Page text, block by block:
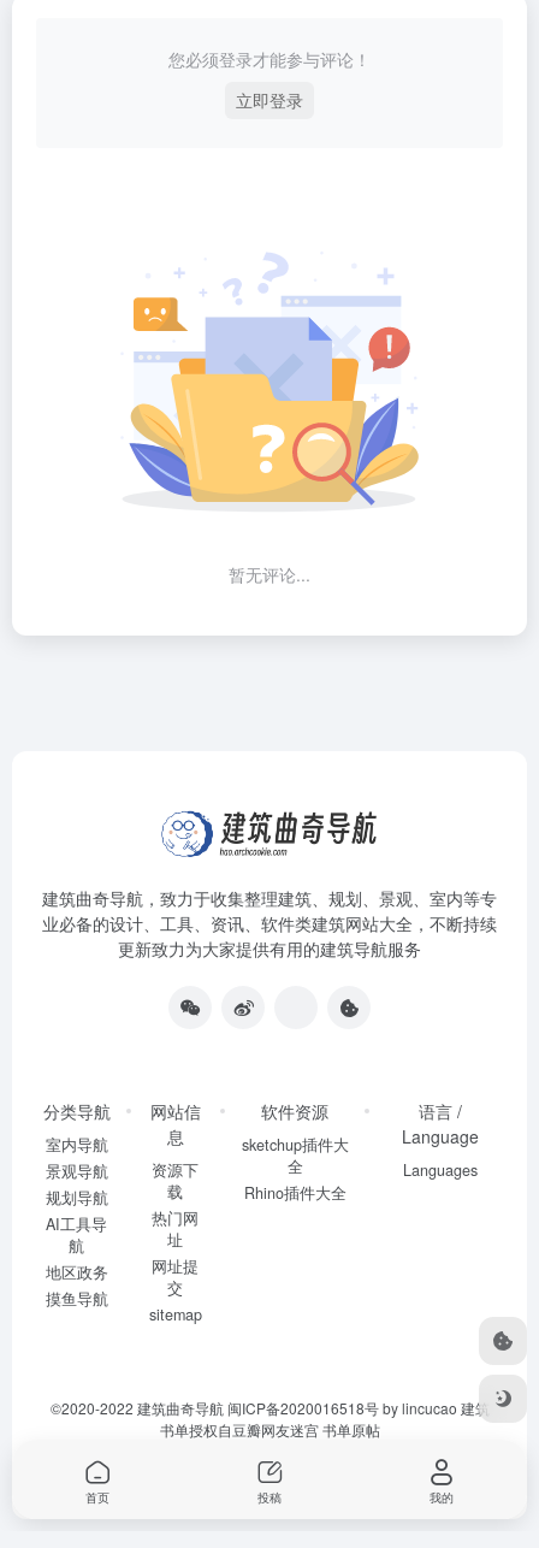
您必须登录才能参与评论！
立即登录
暂无评论...
建筑曲奇导航 ，致力于收集整理建筑、规划、景观、室内等专
业必备的设计、工具、资讯、软件类建筑网站大全，不断持续
更新致力为大家提供有用的建筑导航服务
分类导航
室内导航
景观导航
规划导航
AI工具导
航
地区政务
摸鱼导航
网站信
息
资源下
载
热门网
址
网址提
交
sitemap
软件资源
sketchup插件大
全
Rhino插件大全
语言 /
Language
Languages
©2020-2022 建筑曲奇导航 闽ICP备2020016518号by lincucao 建筑
书单授权自豆瓣网友迷宫书单原帖
首页 投稿 我的